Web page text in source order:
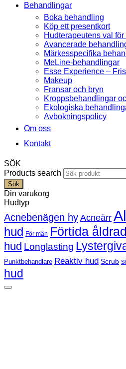
Behandlingar
Boka behandling
Köp ett presentkort
Hudterapeutens val för
Avancerade
Märkesspecifika
MeLine-behandlingar
Esse Experience –
Makeup
Fransar och bryn
Kroppsbehandlingar
Ekologiska
Avbokningspolicy
Om oss
Kontakt
SÖK
Products search
Sök
Din varukorg
Hudtyp
Acnebenägen hy Acneärr
hud För män Förtida
hud Longlasting
Punktbehandlare Reaktiv hud Scrub
hud